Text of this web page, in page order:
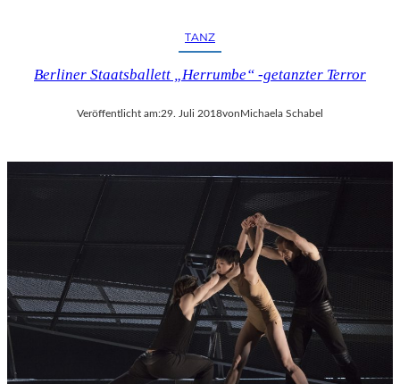
TANZ
Berliner Staatsballett „Herrumbe“ -getanzter Terror
Veröffentlicht am:29. Juli 2018vonMichaela Schabel